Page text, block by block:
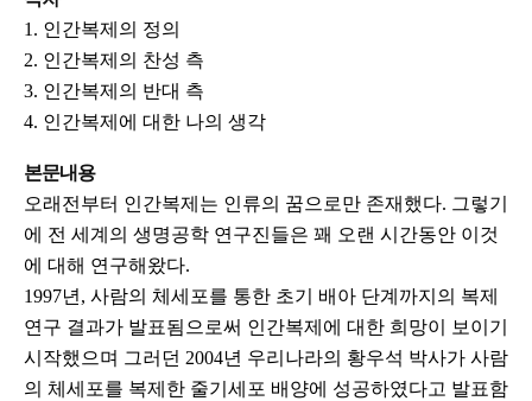
1. 인간복제의 정의
2. 인간복제의 찬성 측
3. 인간복제의 반대 측
4. 인간복제에 대한 나의 생각
본문내용
오래전부터 인간복제는 인류의 꿈으로만 존재했다. 그렇기
에 전 세계의 생명공학 연구진들은 꽤 오랜 시간동안 이것
에 대해 연구해왔다.
1997년, 사람의 체세포를 통한 초기 배아 단계까지의 복제
연구 결과가 발표됨으로써 인간복제에 대한 희망이 보이기
시작했으며 그러던 2004년 우리나라의 황우석 박사가 사람
의 체세포를 복제한 줄기세포 배양에 성공하였다고 발표함